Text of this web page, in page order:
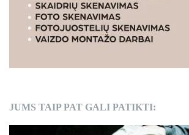
JUMS TAIP PAT GALI PATIKTI: